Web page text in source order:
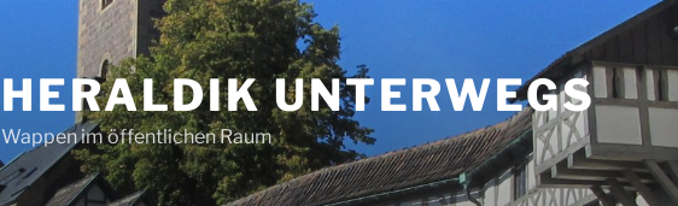
HERALDIK UNTERWEGS
Wappen im öffentlichen Raum